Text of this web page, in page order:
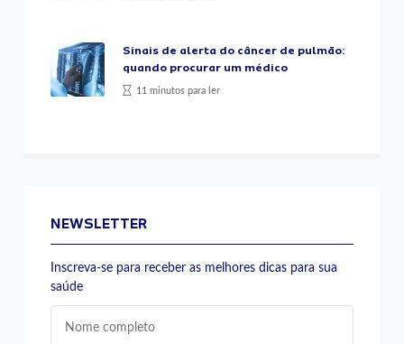
Sinais de alerta do câncer de pulmão:
quando procurar um médico
11 minutos para ler
NEWSLETTER
Inscreva-se para receber as melhores dicas para sua
saúde